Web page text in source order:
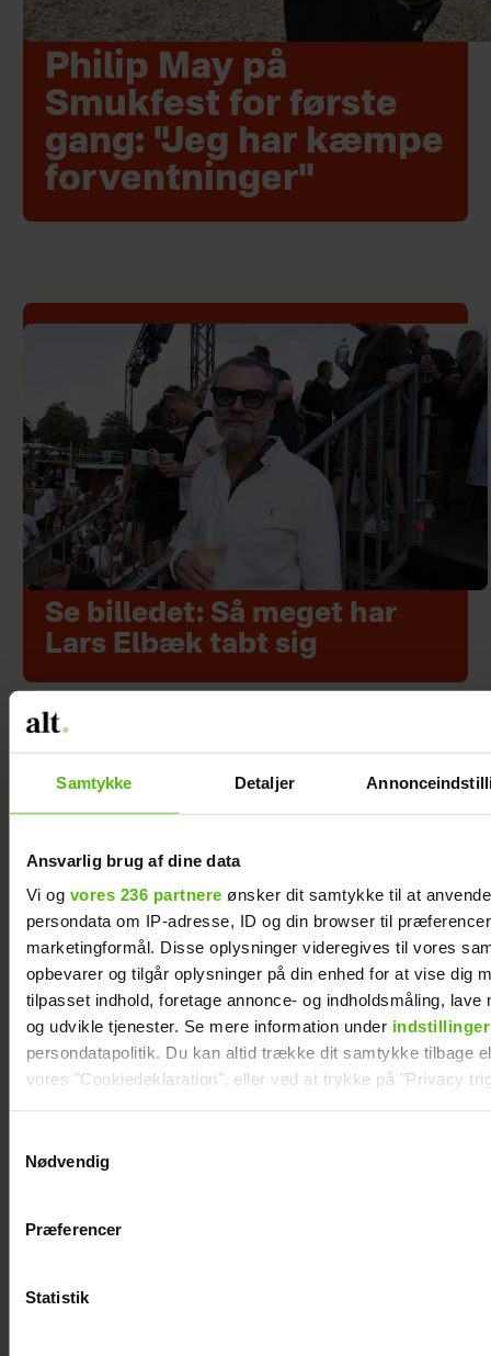
Samtykke Detaljer
Ansvarlig brug af dine data
Vi og vores 236 partnere ønsker dit samtykke til at
persondata om IP-adresse, ID og din browser til
marketingformål. Disse oplysninger videregives til vores
opbevarer og tilgår oplysninger på din enhed for at vise dig
tilpasset indhold, foretage annonce- og indholdsmåling, lave
og udvikle tjenester. Se mere information under indstillinger
persondatapolitik. Du kan altid trække dit samtykke tilbage
vores "Cookiedeklaration", eller ved at trykke på "Privacy
Vi anvender egne cookies og cookies fra tredjeparter til at
generere statistik og huske dine præferencer samt til brug
Nødvendig
Præferencer
Statistik
Philip May på
Smukfest for første
gang: "Jeg har kæmpe
forventninger"
Se billedet: Så meget har
Lars Elbæk tabt sig
Mie og Anders
nyder hinanden på
Smukfest:
Forløseligt og
skønt
Se videoen: Jesper
Buch som DJ på
Smukfest